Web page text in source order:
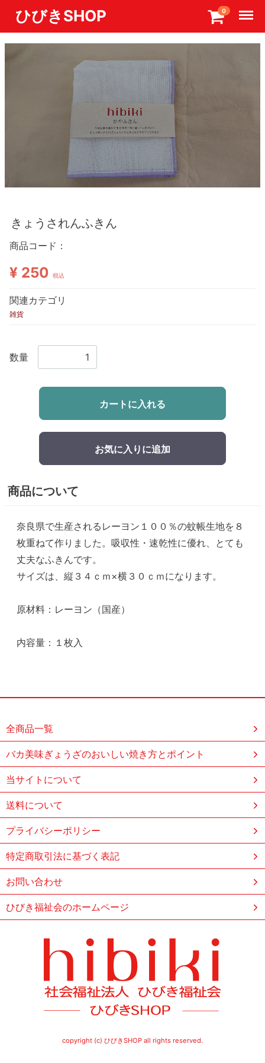
0
ひびきSHOP Menu
きょうされんふきん
商品コード：
¥ 250 税込
関連カテゴリ
雑貨
数量
カートに入れる
お気に入りに追加
商品について
奈良県で生産されるレーヨン１００％の蚊帳生地を８
枚重ねて作りました。吸収性・速乾性に優れ、とても
丈夫なふきんです。
サイズは、縦３４ｃｍ×横３０ｃｍになります。
原材料：レーヨン（国産）
内容量：１枚入
全商品一覧
バカ美味ぎょうざのおいしい焼き方とポイント
当サイトについて
送料について
プライバシーポリシー
特定商取引法に基づく表記
お問い合わせ
ひびき福祉会のホームページ
copyright (c) ひびきSHOP all rights reserved.